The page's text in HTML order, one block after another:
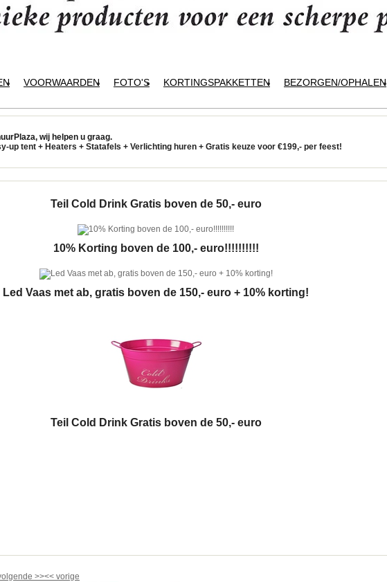
VOORWAARDEN FOTO'S KORTINGSPAKKETTEN BEZORGEN/OPHALEN
wij helpen u graag.
up tent + Heaters + Statafels + Verlichting huren + Gratis keuze voor €199,- per feest!
10% Korting boven de 100,- euro!!!!!!!!!!
Led Vaas met ab, gratis boven de 150,- euro + 10% korting!
>><< vorige